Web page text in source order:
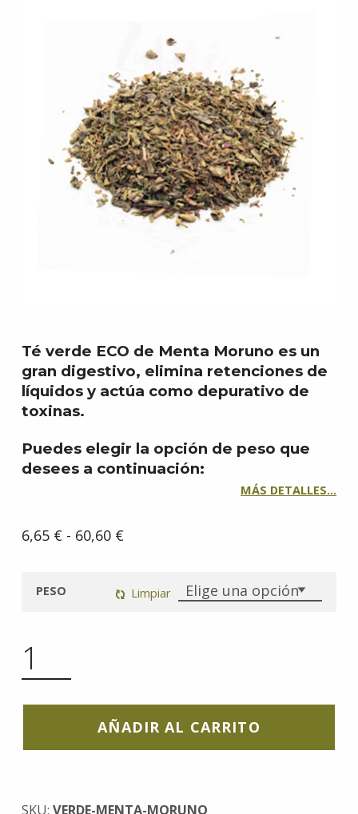
Té verde ECO de Menta Moruno es un
gran digestivo, elimina retenciones de
líquidos y actúa como depurativo de
toxinas.
Puedes elegir la opción de peso que
desees a continuación:
MÁS DETALLES…
6,65 € - 60,60 €Rango de precios: desde 6,65 € hasta 60,60 €
PESO Limpiar
AÑADIR AL CARRITO
SKU: VERDE-MENTA-MORUNO